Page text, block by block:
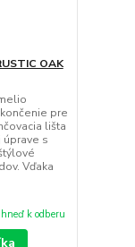
OAK
pre
lišta
úprave s
Vďaka
Ihneď k odberu